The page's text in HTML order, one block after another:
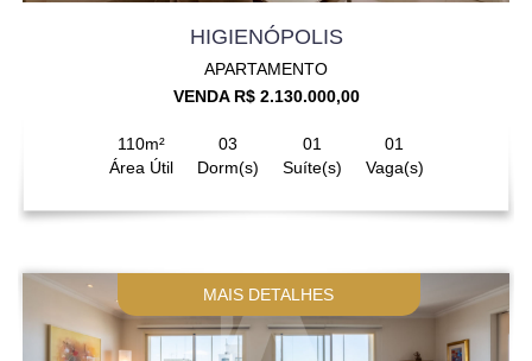
HIGIENÓPOLIS
APARTAMENTO
VENDA R$ 2.130.000,00
110m²
Área Útil
03
Dorm(s)
01
Suíte(s)
01
Vaga(s)
MAIS DETALHES